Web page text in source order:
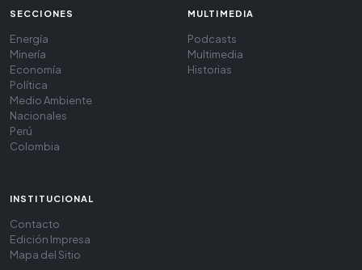
SECCIONES
Energía
Minería
Economía
Política
Medio Ambiente
Nacionales
Perú
Colombia
MULTIMEDIA
Podcasts
Multimedia
Historias
INSTITUCIONAL
Contacto
Edición Impresa
Mapa del Sitio